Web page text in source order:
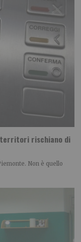
rischiano di
Non è quello